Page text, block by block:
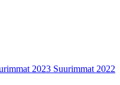
2023 Suurimmat 2022